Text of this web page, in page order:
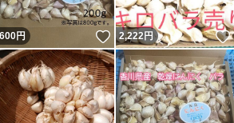
いね！
600円 いいね！
2,222円